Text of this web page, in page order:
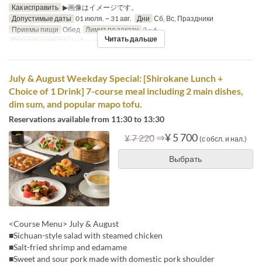
Как исправить ▶画像はイメージです。
Допустимые даты 01 июля. ~ 31 авг. Дни Сб, Вс, Праздники
Приемы пищи Обед Лимит по заказу 2 ~ 6
Категория места
Hall seats Читать дальше
July & August Weekday Special: [Shirokane Lunch +
Choice of 1 Drink] 7-course meal including 2 main dishes,
dim sum, and popular mapo tofu.
Reservations available from 11:30 to 13:30
¥ 7 220 ⇒¥ 5 700 (с обсл. и нал.)
Выбрать
<Course Menu> July & August
■Sichuan-style salad with steamed chicken
■Salt-fried shrimp and edamame
■Sweet and sour pork made with domestic pork shoulder